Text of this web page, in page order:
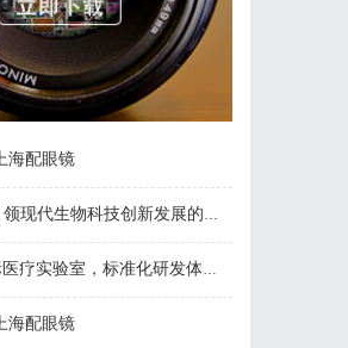
海配眼镜
代生物科技创新发展的先锋企业
实验室，标准化研发体系全解析
海配眼镜